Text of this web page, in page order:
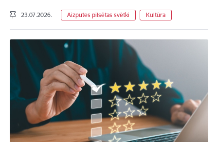
23.07.2026. Aizputes pilsētas svētki Kultūra